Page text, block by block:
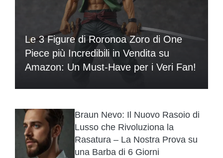
Le 3 Figure di Roronoa Zoro di One
Piece più Incredibili in Vendita su
Amazon: Un Must-Have per i Veri Fan!
Braun Nevo: Il Nuovo Rasoio di
Lusso che Rivoluziona la
Rasatura – La Nostra Prova su
una Barba di 6 Giorni